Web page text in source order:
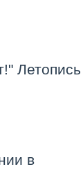
Летопись
в